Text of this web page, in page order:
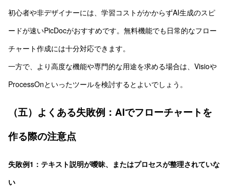
初心者や非デザイナーには、学習コストがかからずAI生成のスピ
ードが速いPicDocがおすすめです。無料機能でも日常的なフロー
チャート作成には十分対応できます。
一方で、より高度な機能や専門的な用途を求める場合は、Visioや
ProcessOnといったツールを検討するとよいでしょう。
（五）よくある失敗例：AIでフローチャートを
作る際の注意点
失敗例1：テキスト説明が曖昧、またはプロセスが整理されていな
い